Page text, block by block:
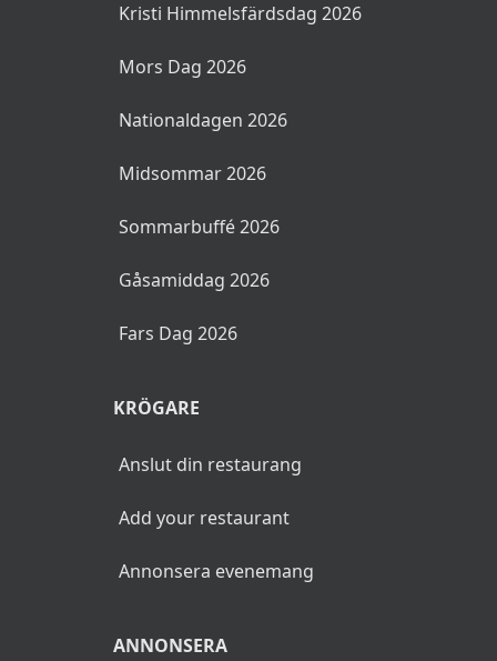
Kristi Himmelsfärdsdag 2026
Mors Dag 2026
Nationaldagen 2026
Midsommar 2026
Sommarbuffé 2026
Gåsamiddag 2026
Fars Dag 2026
KRÖGARE
Anslut din restaurang
Add your restaurant
Annonsera evenemang
ANNONSERA